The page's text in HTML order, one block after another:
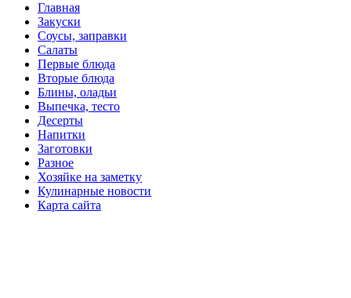
Главная
Закуски
Соусы, заправки
Салаты
Первые блюда
Вторые блюда
Блины, оладьи
Выпечка, тесто
Десерты
Напитки
Заготовки
Разное
Хозяйке на заметку
Кулинарные новости
Карта сайта